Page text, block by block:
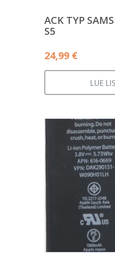
ACK TYP
S5
24,99 €
LUE